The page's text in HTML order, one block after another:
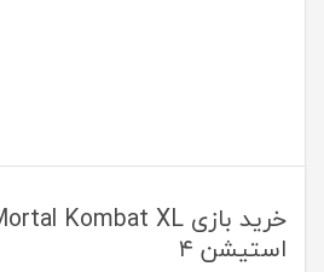
استیشن ۴